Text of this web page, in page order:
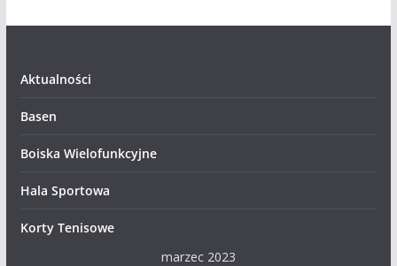
Aktualności
Basen
Boiska Wielofunkcyjne
Hala Sportowa
Korty Tenisowe
marzec 2023